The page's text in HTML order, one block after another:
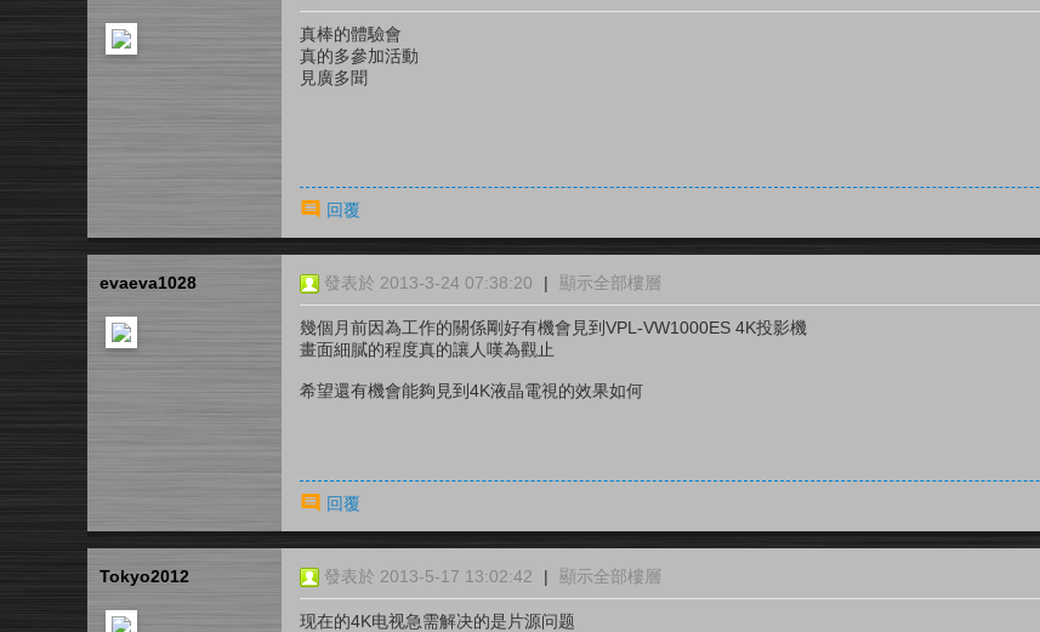
真棒的體驗會
真的多參加活動
見廣多聞
回覆
evaeva1028 發表於 2013-3-24 07:38:20 | 顯示全部樓層
幾個月前因為工作的關係剛好有機會見到VPL-VW1000ES 4K投影機
畫面細膩的程度真的讓人嘆為觀止
希望還有機會能夠見到4K液晶電視的效果如何
回覆
Tokyo2012 發表於 2013-5-17 13:02:42 | 顯示全部樓層
现在的4K电视急需解决的是片源问题